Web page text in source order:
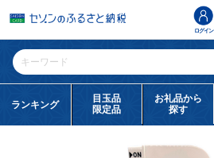
ログイン
ランキング
目玉品
限定品
お礼品から
探す